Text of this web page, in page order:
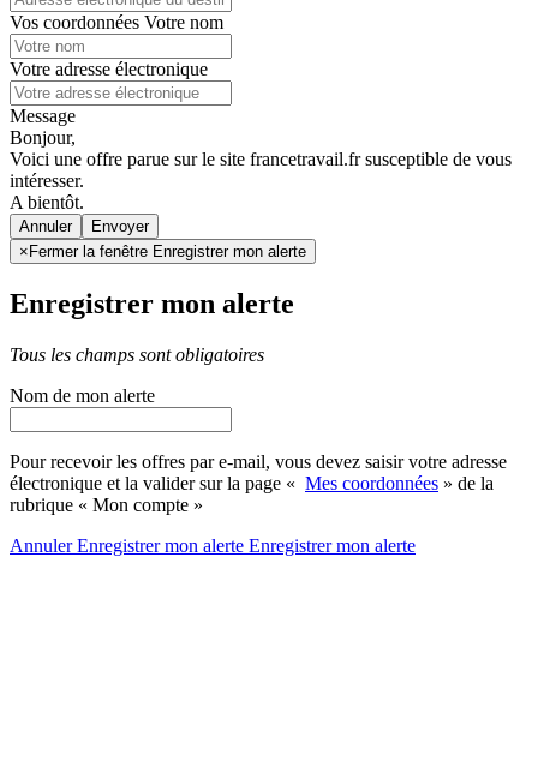
Vos coordonnées Votre nom
Votre adresse électronique
Message
Bonjour,
Voici une offre parue sur le site francetravail.fr susceptible de vous
intéresser.
A bientôt.
Annuler
× Fermer la fenêtre Enregistrer mon alerte
Enregistrer mon alerte
Tous les champs sont obligatoires
Nom de mon alerte
Pour recevoir les offres par e-mail, vous devez saisir votre adresse
électronique et la valider sur la page « Mes coordonnées » de la
rubrique « Mon compte »
AnnulerEnregistrer mon alerte Enregistrermon alerte